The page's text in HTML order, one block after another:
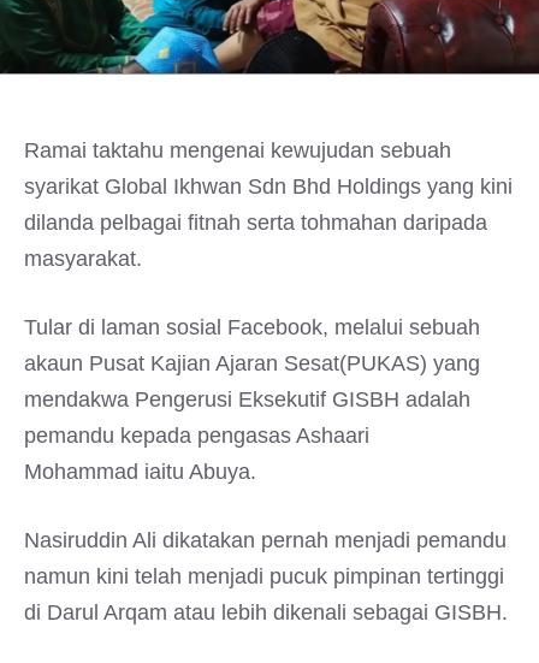
Ramai taktahu mengenai kewujudan sebuah
syarikat Global Ikhwan Sdn Bhd Holdings yang kini
dilanda pelbagai fitnah serta tohmahan daripada
masyarakat.
Tular di laman sosial Facebook, melalui sebuah
akaun Pusat Kajian Ajaran Sesat(PUKAS) yang
mendakwa Pengerusi Eksekutif GISBH adalah
pemandu kepada pengasas Ashaari
Mohammad iaitu Abuya.
Nasiruddin Ali dikatakan pernah menjadi pemandu
namun kini telah menjadi pucuk pimpinan tertinggi
di Darul Arqam atau lebih dikenali sebagai GISBH.